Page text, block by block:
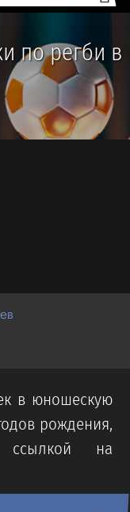
по регби в
в юношескую
рождения,
на